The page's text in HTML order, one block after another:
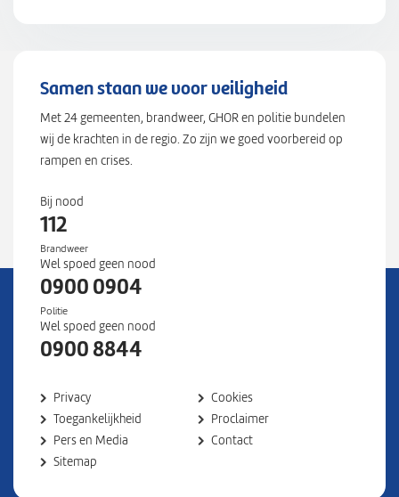
Samen staan we voor veiligheid
Met 24 gemeenten, brandweer, GHOR en politie bundelen
wij de krachten in de regio. Zo zijn we goed voorbereid op
rampen en crises.
Bij nood
112
Brandweer
Wel spoed geen nood
0900 0904
Politie
Wel spoed geen nood
0900 8844
Privacy
Cookies
Toegankelijkheid
Proclaimer
Pers en Media
Contact
Sitemap